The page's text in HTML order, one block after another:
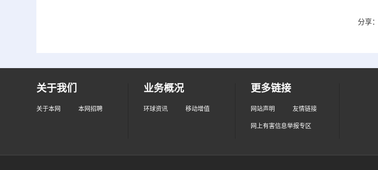
分享：
关于我们
关于本网 本网招聘
业务概况
环球资讯 移动增值
更多链接
网站声明 友情链接
网上有害信息举报专区